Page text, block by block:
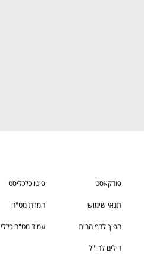
פודקאסט פוטו כלכליסט
תנאי שימוש המרת מט"ח
הפוך לדף הבית עמוד מט"ח כללי
דילים לחו"ל